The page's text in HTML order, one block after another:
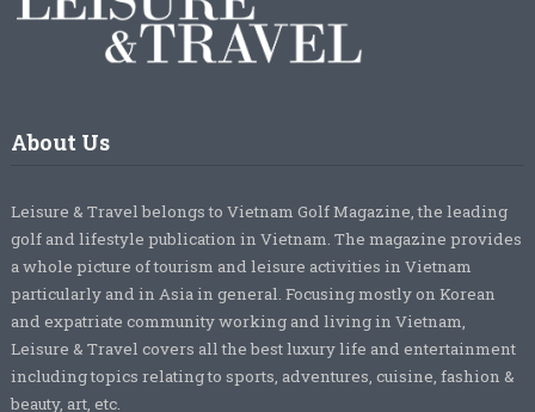
About Us
Leisure & Travel belongs to Vietnam Golf Magazine, the leading
golf and lifestyle publication in Vietnam. The magazine provides
a whole picture of tourism and leisure activities in Vietnam
particularly and in Asia in general. Focusing mostly on Korean
and expatriate community working and living in Vietnam,
Leisure & Travel covers all the best luxury life and entertainment
including topics relating to sports, adventures, cuisine, fashion &
beauty, art, etc.